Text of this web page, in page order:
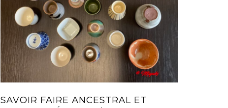
SAVOIR FAIRE ANCESTRAL ET